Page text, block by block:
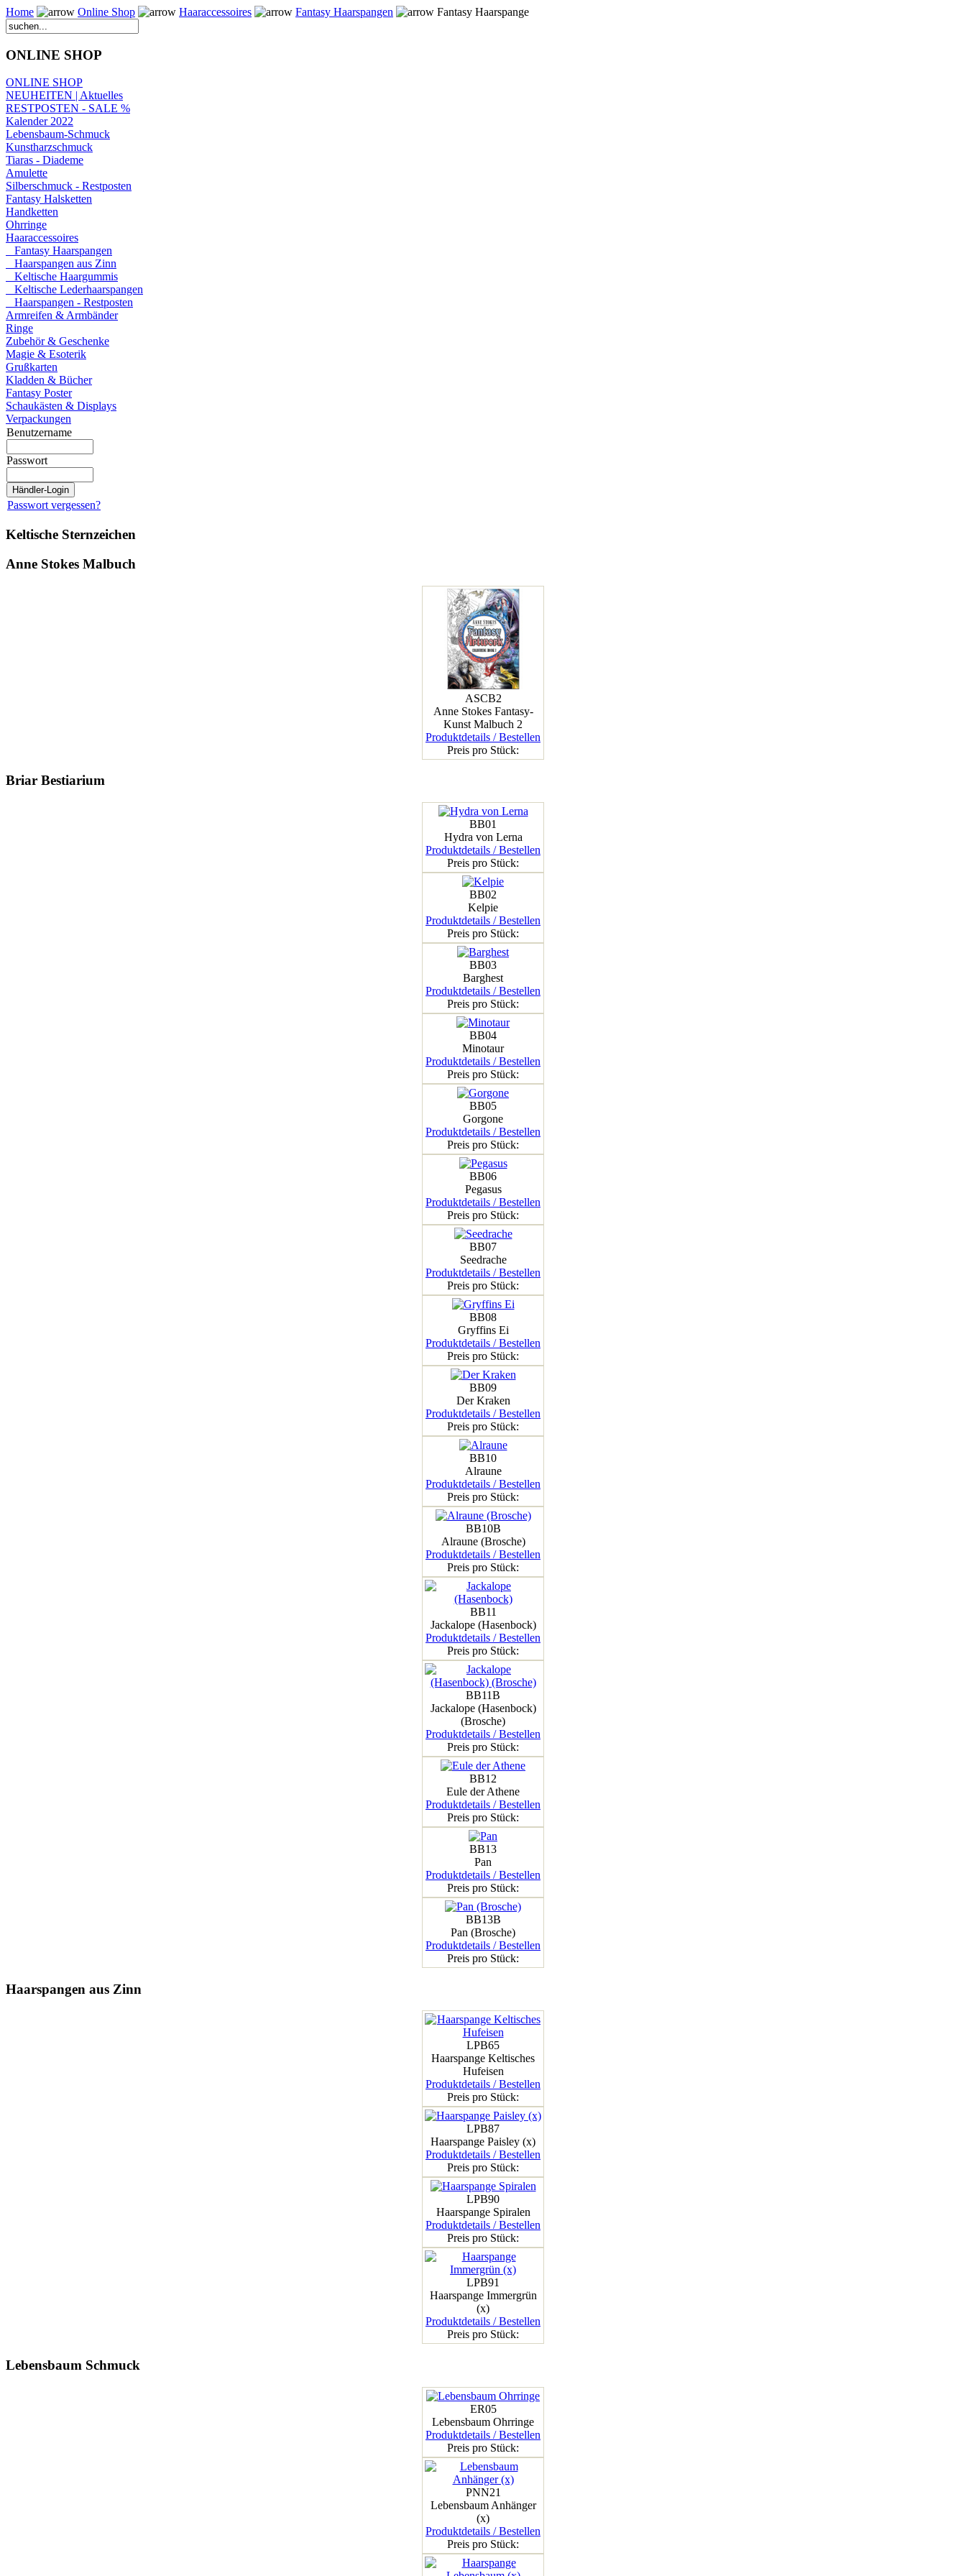
Home Online Shop Haaraccessoires Fantasy Haarspangen Fantasy Haarspange
ONLINE SHOP
ONLINE SHOP
NEUHEITEN | Aktuelles
RESTPOSTEN - SALE %
Kalender 2022
Lebensbaum-Schmuck
Kunstharzschmuck
Tiaras - Diademe
Amulette
Silberschmuck - Restposten
Fantasy Halsketten
Handketten
Ohrringe
Haaraccessoires
Fantasy Haarspangen
Haarspangen aus Zinn
Keltische Haargummis
Keltische Lederhaarspangen
Haarspangen - Restposten
Armreifen & Armbänder
Ringe
Zubehör & Geschenke
Magie & Esoterik
Grußkarten
Kladden & Bücher
Fantasy Poster
Schaukästen & Displays
Verpackungen
Benutzername
Passwort
Passwort vergessen?
Keltische Sternzeichen
Anne Stokes Malbuch
ASCB2
Anne Stokes Fantasy-
Kunst Malbuch 2
Produktdetails / Bestellen
Preis pro Stück:
Briar Bestiarium
BB01
Hydra von Lerna
Produktdetails / Bestellen
Preis pro Stück:
BB02
Kelpie
Produktdetails / Bestellen
Preis pro Stück:
BB03
Barghest
Produktdetails / Bestellen
Preis pro Stück:
BB04
Minotaur
Produktdetails / Bestellen
Preis pro Stück:
BB05
Gorgone
Produktdetails / Bestellen
Preis pro Stück:
BB06
Pegasus
Produktdetails / Bestellen
Preis pro Stück:
BB07
Seedrache
Produktdetails / Bestellen
Preis pro Stück:
BB08
Gryffins Ei
Produktdetails / Bestellen
Preis pro Stück:
BB09
Der Kraken
Produktdetails / Bestellen
Preis pro Stück:
BB10
Alraune
Produktdetails / Bestellen
Preis pro Stück:
BB10B
Alraune (Brosche)
Produktdetails / Bestellen
Preis pro Stück:
BB11
Jackalope (Hasenbock)
Produktdetails / Bestellen
Preis pro Stück:
BB11B
Jackalope (Hasenbock)
(Brosche)
Produktdetails / Bestellen
Preis pro Stück:
BB12
Eule der Athene
Produktdetails / Bestellen
Preis pro Stück:
BB13
Pan
Produktdetails / Bestellen
Preis pro Stück:
BB13B
Pan (Brosche)
Produktdetails / Bestellen
Preis pro Stück:
Haarspangen aus Zinn
LPB65
Haarspange Keltisches
Hufeisen
Produktdetails / Bestellen
Preis pro Stück:
LPB87
Haarspange Paisley (x)
Produktdetails / Bestellen
Preis pro Stück:
LPB90
Haarspange Spiralen
Produktdetails / Bestellen
Preis pro Stück:
LPB91
Haarspange Immergrün
(x)
Produktdetails / Bestellen
Preis pro Stück:
Lebensbaum Schmuck
ER05
Lebensbaum Ohrringe
Produktdetails / Bestellen
Preis pro Stück:
PNN21
Lebensbaum Anhänger
(x)
Produktdetails / Bestellen
Preis pro Stück: